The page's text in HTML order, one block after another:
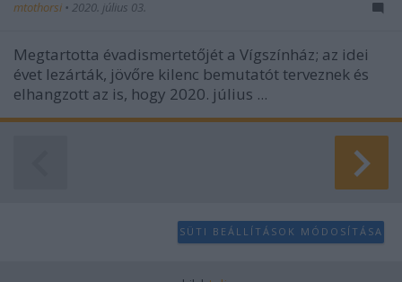
mtothorsi • 2020. július 03.
Megtartotta évadismertetőjét a Vígszínház; az idei
évet lezárták, jövőre kilenc bemutatót terveznek és
elhangzott az is, hogy 2020. július ...
SÜTI BEÁLLÍTÁSOK MÓDOSÍTÁSA